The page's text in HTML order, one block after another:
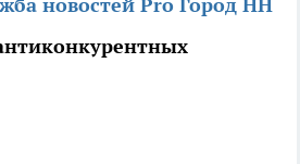
новостей Pro Город НН